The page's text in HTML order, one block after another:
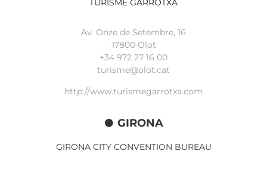
TURISME GARROTXA
Av. Onze de Setembre, 16
17800 Olot
+34 972 27 16 00
turisme@olot.cat
http://www.turismegarrotxa.com
GIRONA
GIRONA CITY CONVENTION BUREAU